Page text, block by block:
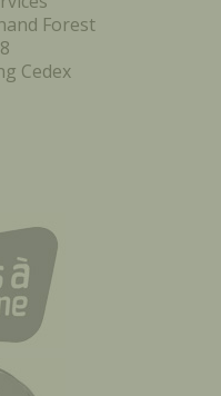
Forest
Cedex